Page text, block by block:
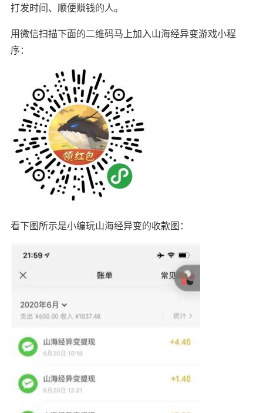
打发时间、顺便赚钱的人。
用微信扫描下面的二维码马上加入山海经异变游戏小程
序：
看下图所示是小编玩山海经异变的收款图：